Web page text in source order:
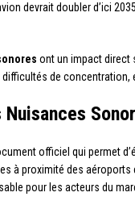
devrait doubler d’ici
ont un impact direct
de concentration,
Nuisances
officiel qui permet
à proximité des aéroports
pour les acteurs du